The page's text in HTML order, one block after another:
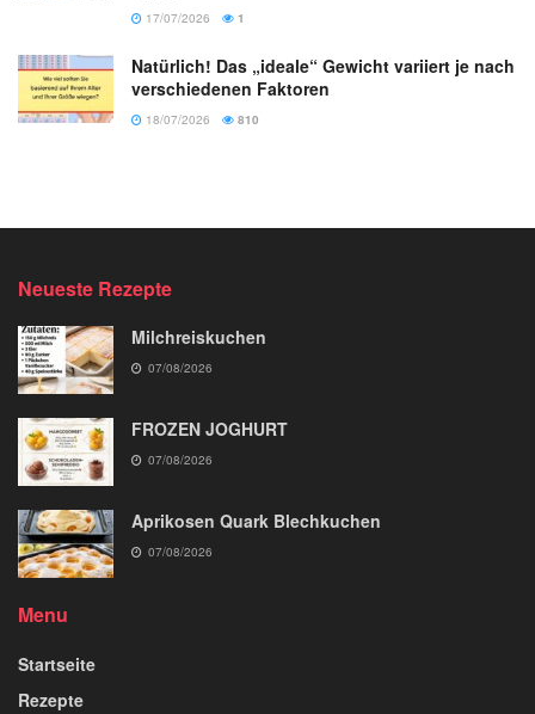
17/07/2026 1
Natürlich! Das „ideale“ Gewicht variiert je nach
verschiedenen Faktoren
18/07/2026 810
Neueste Rezepte
Milchreiskuchen
07/08/2026
FROZEN JOGHURT
07/08/2026
Aprikosen Quark Blechkuchen
07/08/2026
Menu
Startseite
Rezepte